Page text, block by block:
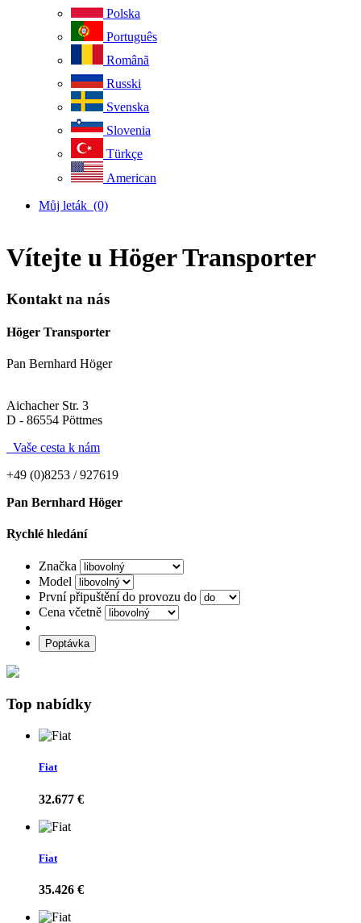
Polska
Português
Românã
Russki
Svenska
Slovenia
Türkçe
American
Můj leták (0)
Vítejte u Höger Transporter
Kontakt na nás
Höger Transporter
Pan Bernhard Höger
Aichacher Str. 3
D - 86554 Pöttmes
Vaše cesta k nám
+49 (0)8253 / 927619
Pan Bernhard Höger
Rychlé hledání
Značka
Model
První připuštění do provozu do
Cena včetně
Poptávka
Top nabídky
Fiat
32.677 €
Fiat
35.426 €